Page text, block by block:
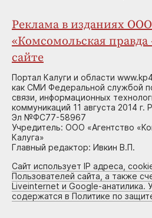
Реклама в изданиях
«Комсомольская правда
сайте
Портал Калуги и области
как СМИ Федеральной службой
связи, информационных
коммуникаций 11 августа 2014
Эл №ФС77-58967
Учредитель: ООО «Агентство
Калуга»
Главный редактор: Ивкин В.П.
Сайт использует IP адреса,
Пользователей сайта, а также
Liveinternet и Google-анатилика.
содержатся в Политике по